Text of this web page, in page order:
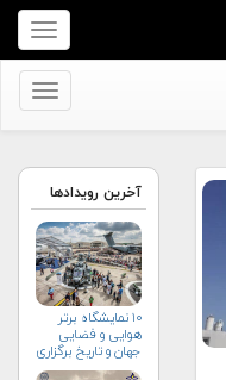
برای
نمایش
منو
برای
کنید
آخرین رویدادها
۱۰ نمایشگاه برتر
هوایی و فضایی
جهان و تاریخ برگزاری
آن‌ها